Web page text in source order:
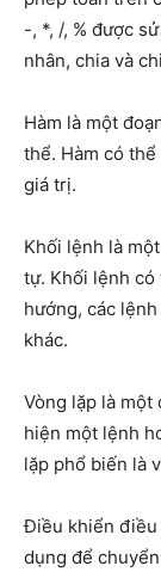
-, *, /, % được
nhân, chia và
Hàm là một
thể. Hàm có
giá trị.
Khối lệnh là
tự. Khối lệnh
hướng, các
khác.
Vòng lặp là
hiện một lệnh
lặp phổ biến là
Điều khiển điều
dụng để